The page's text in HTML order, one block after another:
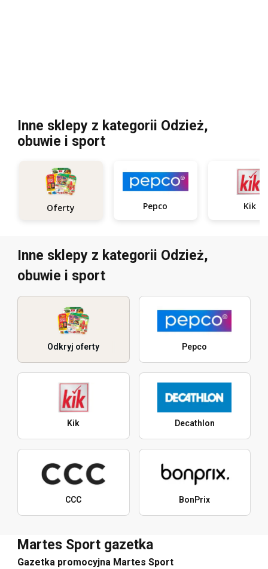
Inne sklepy z kategorii Odzież,
obuwie i sport
Oferty Pepco Kik
Inne sklepy z kategorii Odzież,
obuwie i sport
Odkryj oferty Pepco
Kik Decathlon
CCC BonPrix
Martes Sport gazetka
Gazetka promocyjna Martes Sport